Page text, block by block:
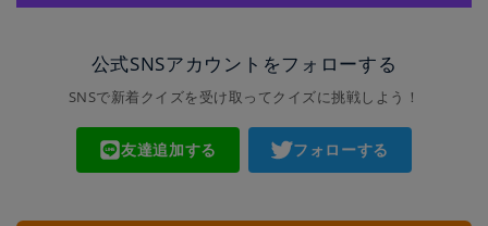
公式SNSアカウントをフォローする
SNSで新着クイズを受け取ってクイズに挑戦しよう！
友達追加する フォローする